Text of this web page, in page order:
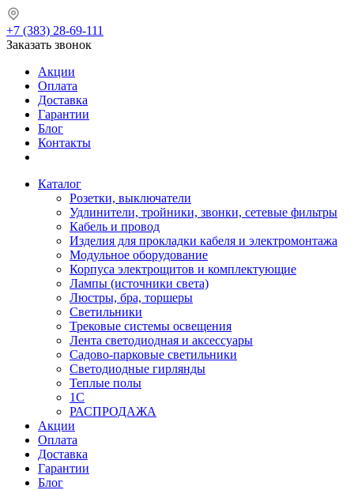
+7 (383) 28-69-111
Заказать звонок
Акции
Оплата
Доставка
Гарантии
Блог
Контакты
Каталог
Розетки, выключатели
Удлинители, тройники, звонки, сетевые фильтры
Кабель и провод
Изделия для прокладки кабеля и электромонтажа
Модульное оборудование
Корпуса электрощитов и комплектующие
Лампы (источники света)
Люстры, бра, торшеры
Светильники
Трековые системы освещения
Лента светодиодная и аксессуары
Садово-парковые светильники
Светодиодные гирлянды
Теплые полы
1С
РАСПРОДАЖА
Акции
Оплата
Доставка
Гарантии
Блог